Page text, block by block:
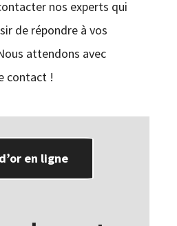
nos experts qui
de répondre à vos
attendons avec
contact !
en ligne